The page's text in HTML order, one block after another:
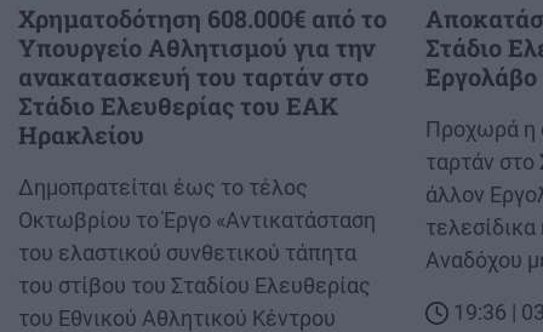
Χρηματοδότηση 608.000€ από το
Υπουργείο Αθλητισμού για την
ανακατασκευή του ταρτάν στο
Στάδιο Ελευθερίας του ΕΑΚ
Ηρακλείου
Body
Δημοπρατείται έως το τέλος
Οκτωβρίου το Έργο «Αντικατάσταση
του ελαστικού συνθετικού τάπητα
του στίβου του Σταδίου Ελευθερίας
του Εθνικού Αθλητικού Κέντρου
Στάδιο
Εργολάβο
Body
Προχωρά η
ταρτάν στο
άλλον
Αναδόχου
19:36 |